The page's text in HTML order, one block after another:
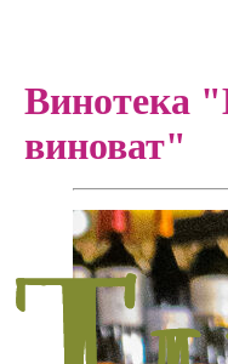
Винотека
виноват"